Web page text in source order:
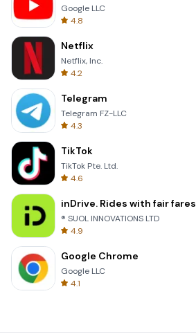
Google LLC
4.8
Netflix
Netflix, Inc.
4.2
Telegram
Telegram FZ-LLC
4.3
TikTok
TikTok Pte. Ltd.
4.6
inDrive. Rides with fair fares
® SUOL INNOVATIONS LTD
4.9
Google Chrome
Google LLC
4.1